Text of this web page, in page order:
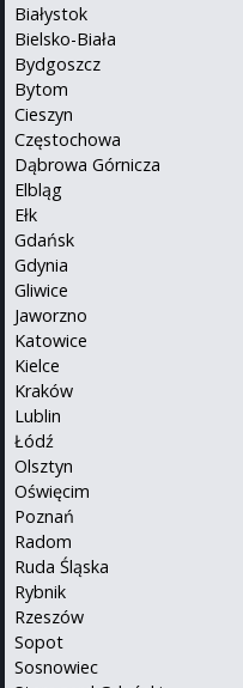
Białystok
Bielsko-Biała
Bydgoszcz
Bytom
Cieszyn
Częstochowa
Dąbrowa Górnicza
Elbląg
Ełk
Gdańsk
Gdynia
Gliwice
Jaworzno
Katowice
Kielce
Kraków
Lublin
Łódź
Olsztyn
Oświęcim
Poznań
Radom
Ruda Śląska
Rybnik
Rzeszów
Sopot
Sosnowiec